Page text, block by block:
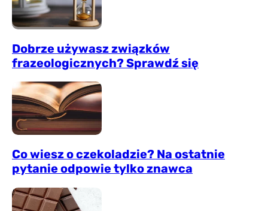
Dobrze używasz związków
frazeologicznych? Sprawdź się
Co wiesz o czekoladzie? Na ostatnie
pytanie odpowie tylko znawca